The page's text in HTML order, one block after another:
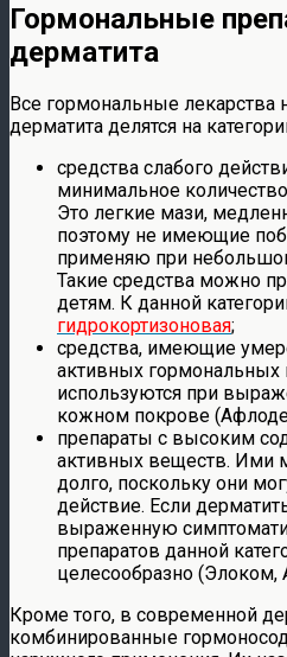
Гормональные
дерматита
Все гормональные лекарства
дерматита делятся на
средства слабого
минимальное
Это легкие мази,
поэтому не имеющие
применяю при
Такие средства можно
детям. К данной
гидрокортизоновая;
средства, имеющие
активных гормональных
используются при
кожном покрове
препараты с высоким
активных веществ. Ими
долго, поскольку они
действие. Если
выраженную
препаратов данной
целесообразно (Элоком,
Кроме того, в современной
комбинированные